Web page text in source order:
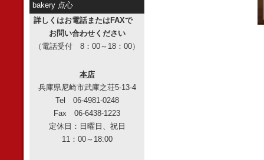
bakery 点心
詳しくはお電話またはFAXで
お問い合わせください
（電話受付 8：00～18：00）
本店
兵庫県尼崎市武庫之荘5-13-4
Tel 06-4981-0248
Fax 06-6438-1223
定休日：日曜日、祝日
11：00～18:00